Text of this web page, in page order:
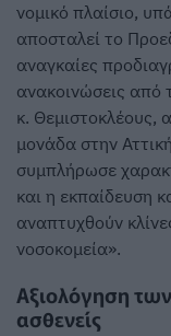
νομικό πλαίσιο,
αποσταλεί το
αναγκαίες
ανακοινώσεις από
κ. Θεμιστοκλέους,
μονάδα στην
συμπλήρωσε
και η εκπαίδευση
αναπτυχθούν
νοσοκομεία».
Αξιολόγηση
ασθενείς